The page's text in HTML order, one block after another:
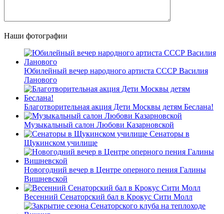
Наши фотографии
Юбилейный вечер народного артиста СССР Василия
Ланового
Благотворительная акция Дети Москвы детям Беслана!
Музыкальный салон Любови Казарновской
Сенаторы в
Щукинском училище
Новогодний вечер в Центре оперного пения Галины
Вишневской
Весенний Сенаторский бал в Крокус Сити Молл